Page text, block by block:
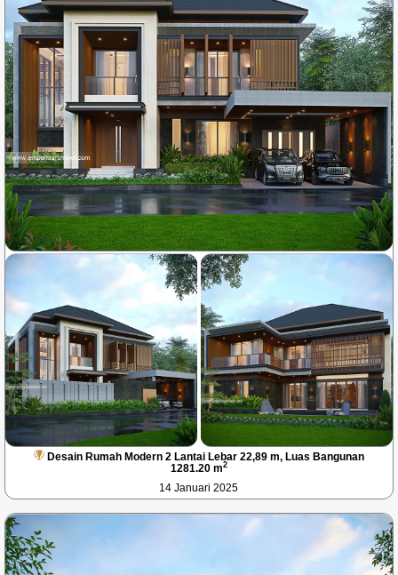
Desain Rumah Modern 2 Lantai Lebar 22,89 m, Luas Bangunan
1281.20 m2
14 Januari 2025